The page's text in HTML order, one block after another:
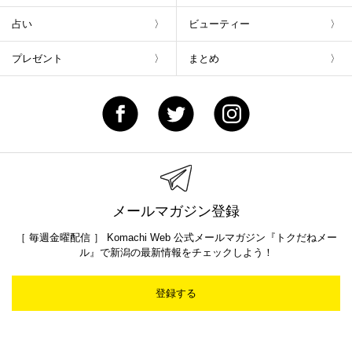
占い ビューティー
プレゼント まとめ
メールマガジン登録
［ 毎週金曜配信 ］ Komachi Web 公式メールマガジン『トクだねメー
ル』で新潟の最新情報をチェックしよう！
登録する